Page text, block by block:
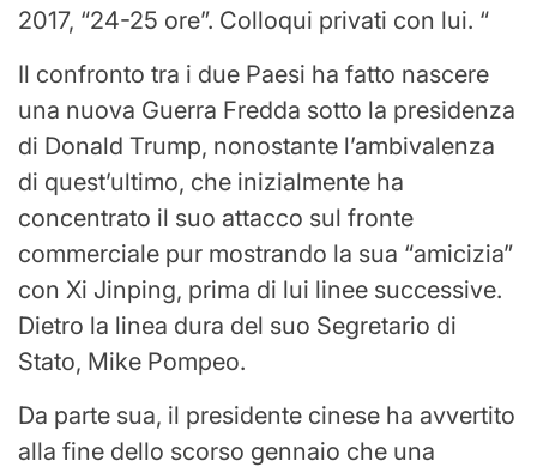
2017, “24-25 ore”. Colloqui privati ​​con lui. “
Il confronto tra i due Paesi ha fatto nascere
una nuova Guerra Fredda sotto la presidenza
di Donald Trump, nonostante l’ambivalenza
di quest’ultimo, che inizialmente ha
concentrato il suo attacco sul fronte
commerciale pur mostrando la sua “amicizia”
con Xi Jinping, prima di lui linee successive.
Dietro la linea dura del suo Segretario di
Stato, Mike Pompeo.
Da parte sua, il presidente cinese ha avvertito
alla fine dello scorso gennaio che una